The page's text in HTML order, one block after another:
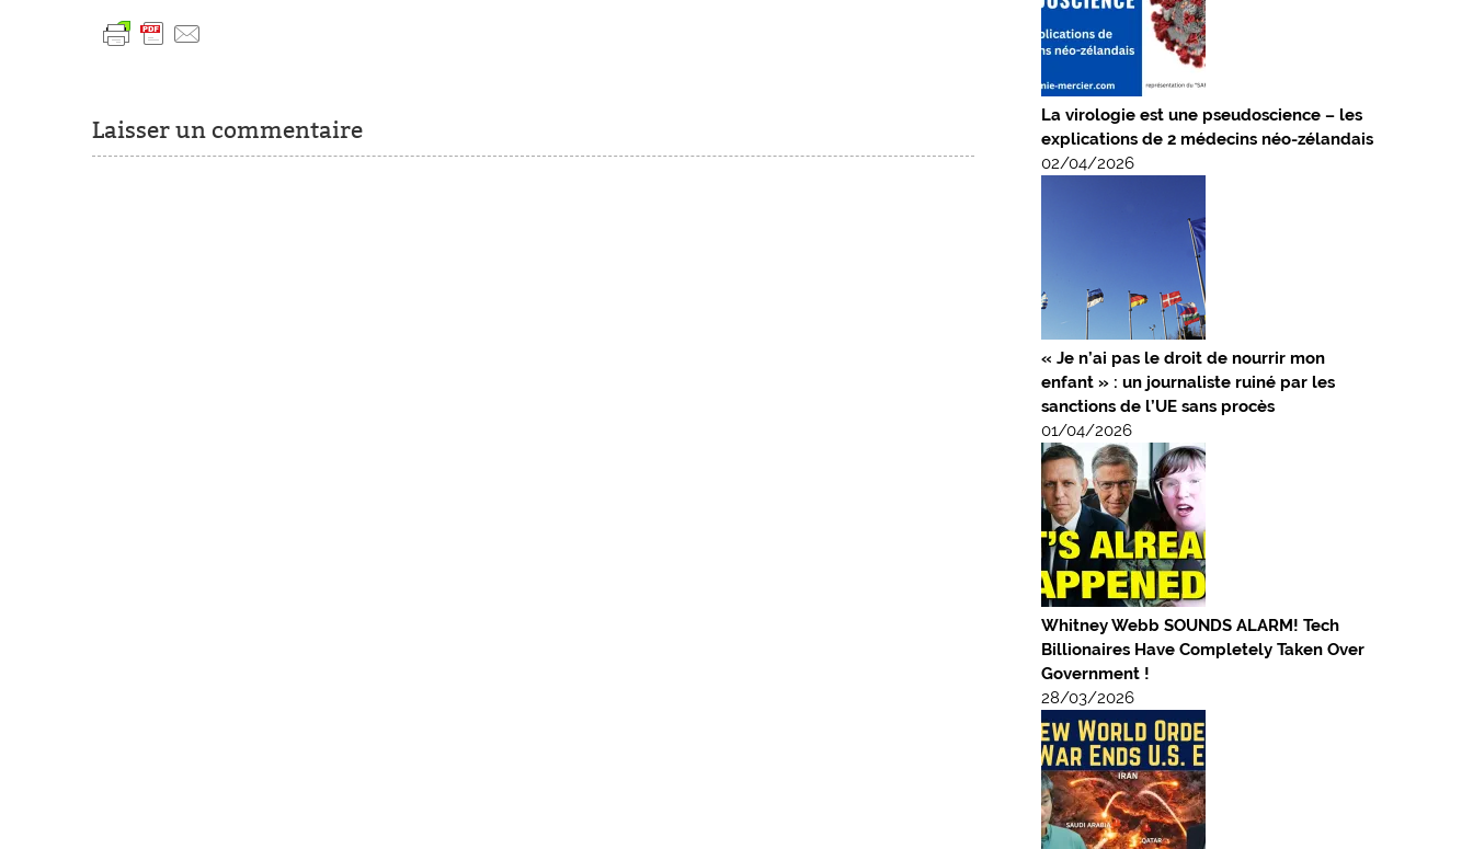
Laisser un commentaire
La virologie est une pseudoscience – les
explications de 2 médecins néo-zélandais
02/04/2026
« Je n’ai pas le droit de nourrir mon
enfant » : un journaliste ruiné par les
sanctions de l’UE sans procès
01/04/2026
Whitney Webb SOUNDS ALARM! Tech
Billionaires Have Completely Taken Over
Government !
28/03/2026